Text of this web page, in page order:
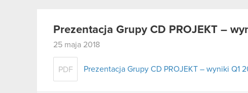
Prezentacja Grupy CD PROJEKT –
25 maja 2018
PDF Prezentacja Grupy CD PROJEKT – wyniki Q1